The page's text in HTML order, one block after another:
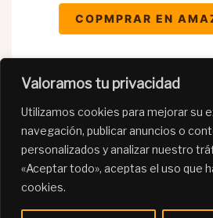
Valoramos tu privacidad
Utilizamos cookies para mejorar su
navegación, publicar anuncios o
personalizados y analizar nuestro
«Aceptar todo», aceptas el uso que
cookies.
COPMPRAR EN
Política de Privacidad